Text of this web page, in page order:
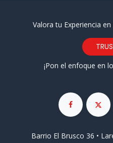
Valora tu Experiencia
¡Pon el enfoque en
Barrio El Brusco 36 •